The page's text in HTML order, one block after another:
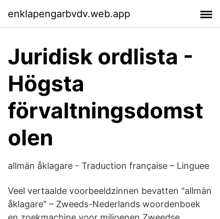
enklapengarbvdv.web.app
Juridisk ordlista -
Högsta
förvaltningsdomst
olen
allmän åklagare - Traduction française – Linguee
Veel vertaalde voorbeeldzinnen bevatten "allmän
åklagare" – Zweeds-Nederlands woordenboek